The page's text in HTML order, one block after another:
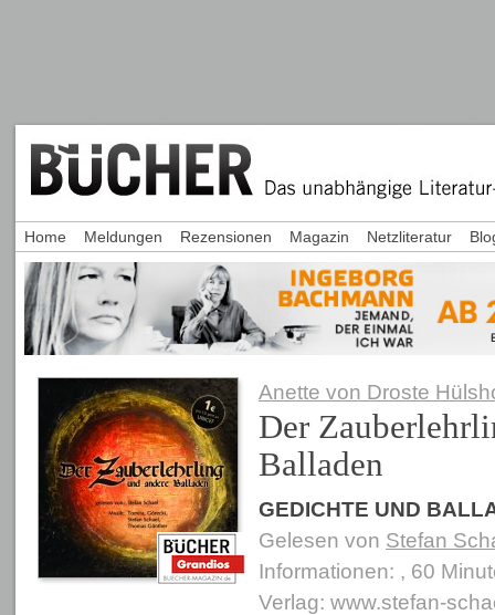
Anette von Droste
Der
Balladen
GEDICHTE UND
Gelesen von Stefan
Informationen: , 60
Verlag: www.stefan-
Home Meldungen Rezensionen Magazin Netzliteratur